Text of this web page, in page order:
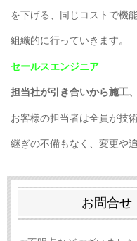
を下げる、同じコストで機
組織的に行っていきます。
セールスエンジニア
担当社が引き合いから施工
お客様の担当者は全員が技
継ぎの不備もなく、変更や
お問合せ